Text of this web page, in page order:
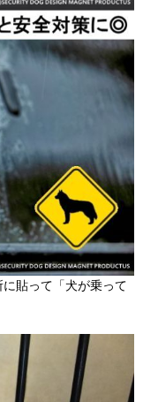
貼って「犬が乗って